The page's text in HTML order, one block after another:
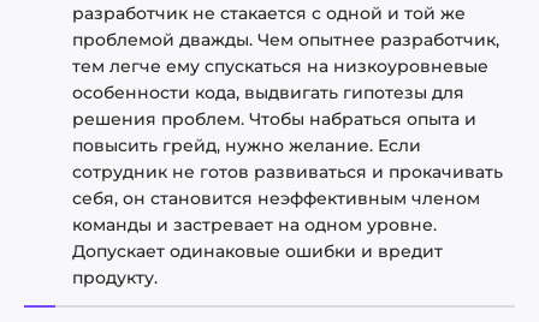
разработчик не стакается с одной и той же
проблемой дважды. Чем опытнее разработчик,
тем легче ему спускаться на низкоуровневые
особенности кода, выдвигать гипотезы для
решения проблем. Чтобы набраться опыта и
повысить грейд, нужно желание. Если
сотрудник не готов развиваться и прокачивать
себя, он становится неэффективным членом
команды и застревает на одном уровне.
Допускает одинаковые ошибки и вредит
продукту.